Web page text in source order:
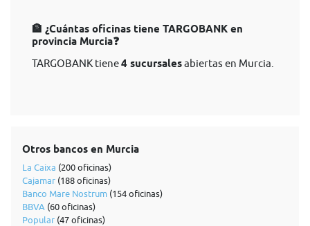
🏦 ¿Cuántas oficinas tiene TARGOBANK en
provincia Murcia❓
TARGOBANK tiene4 sucursalesabiertas en Murcia.
Otros bancos en Murcia
La Caixa (200 oficinas)
Cajamar (188 oficinas)
Banco Mare Nostrum (154 oficinas)
BBVA (60 oficinas)
Popular (47 oficinas)